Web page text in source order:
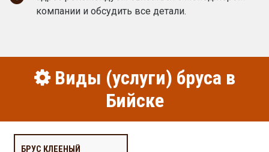
компании и обсудить все детали.
Виды (услуги) бруса в
Бийске
БРУС КЛЕЕНЫЙ